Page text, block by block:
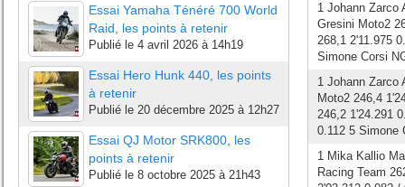
Essai Yamaha Ténéré 700 World
Raid, les points à retenir
Publié le 4 avril 2026 à 14h19
Essai Hero Hunk 440, les points
à retenir
Publié le 20 décembre 2025 à 12h27
Essai QJ Motor SRK800, les
points à retenir
Publié le 8 octobre 2025 à 21h43
1 Johann Zarco
Gresini Moto2
268,1 2'11.975
Simone Corsi
1 Johann Zarco
Moto2 246,4
246,2 1'24.291
0.112 5 Simone
1 Mika Kallio
Racing Team